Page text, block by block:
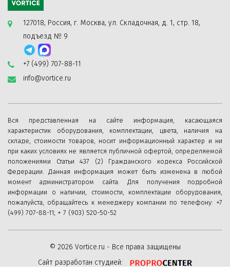
127018, Россия, г. Москва, ул. Складочная, д. 1, стр. 18,
подъезд № 9
+7 (499) 707-88-11
info@vortice.ru
Вся представленная на сайте информация, касающаяся
характеристик оборудования, комплектации, цвета, наличия на
складе, стоимости товаров, носит информационный характер и ни
при каких условиях не является публичной офертой, определяемой
положениями Статьи 437 (2) Гражданского кодекса Российской
Федерации. Данная информация может быть изменена в любой
момент администратором сайта. Для получения подробной
информации о наличии, стоимости, комплектации оборудования,
пожалуйста, обращайтесь к менеджеру компании по телефону: +7
(499) 707-88-11; + 7 (903) 520-50-52
© 2026 Vortice.ru - Все права защищены
Сайт разработан студией: